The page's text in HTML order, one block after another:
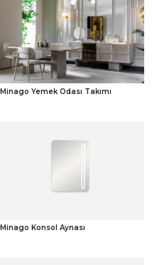
Minago Yemek Odası Takımı
Minago Konsol Aynası